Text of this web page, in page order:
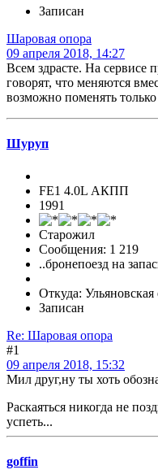
Записан
Шаровая опора
09 апреля 2018, 14:27
Всем здрасте. На сервисе
говорят, что меняются
возможно поменять
Шуруп
FE1 4.0L АКПП
1991
Старожил
Сообщения: 1 219
..бронепоезд на
Откуда:
Записан
Re: Шаровая опора
#1
09 апреля 2018, 15:32
Мил друг,ну ты хоть
Раскаяться никогда не
успеть...
goffin